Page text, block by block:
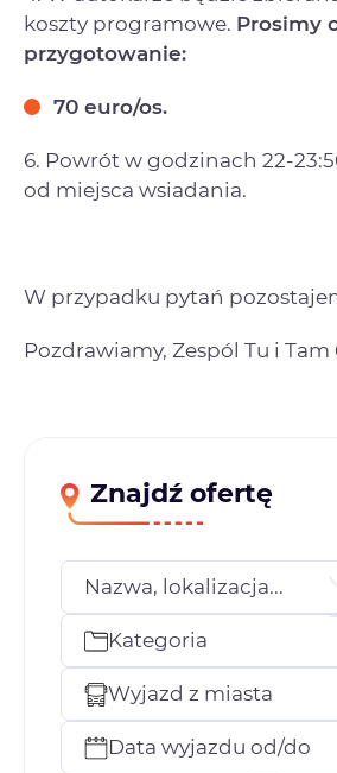
koszty programowe. Prosimy
przygotowanie:
70 euro/os.
6. Powrót w godzinach 22-
od miejsca wsiadania.
W przypadku pytań
Pozdrawiamy, Zespól Tu i Tam
Znajdź ofertę
Nazwa, lokalizacja...
Kategoria
Wyjazd z miasta
Data wyjazdu od/do